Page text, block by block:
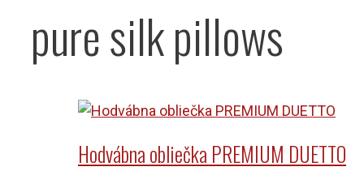
pure silk pillows
Hodvábna obliečka PREMIUM DUETTO